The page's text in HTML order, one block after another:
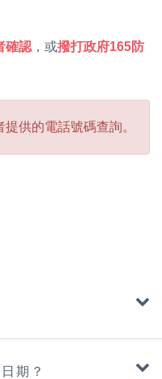
確認 ，或撥打政府165防
供的電話號碼查詢。
期？